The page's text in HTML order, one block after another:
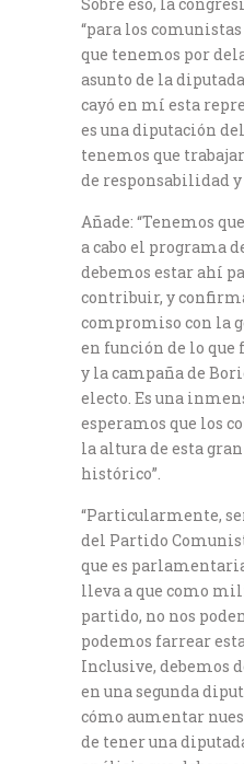
“para los
que tenemos por
asunto de la
cayó en mí esta
es una diputación
tenemos que
de responsabilidad y
Añade: “Tenemos
a cabo el programa
debemos estar ahí
contribuir, y
compromiso con la
en función de lo que
y la campaña de
electo. Es una
esperamos que los
la altura de esta
histórico”.
“Particularmente,
del Partido
que es
lleva a que como
partido, no nos
podemos farrear
Inclusive, debemos
en una segunda
cómo aumentar
de tener una